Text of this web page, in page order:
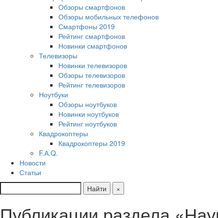
Обзоры смартфонов
Обзоры мобильных телефонов
Смартфоны 2019
Рейтинг смартфонов
Новинки смартфонов
Телевизоры
Новинки телевизоров
Обзоры телевизоров
Рейтинг телевизоров
Ноутбуки
Обзоры ноутбуков
Новинки ноутбуков
Рейтинг ноутбуков
Квадрокоптеры
Квадрокоптеры 2019
F.А.Q.
Новости
Статьи
Найти
×